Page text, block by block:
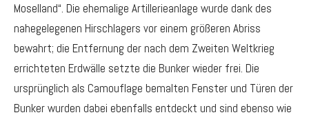
Moselland“. Die ehemalige Artillerieanlage wurde dank des
nahegelegenen Hirschlagers vor einem größeren Abriss
bewahrt; die Entfernung der nach dem Zweiten Weltkrieg
errichteten Erdwälle setzte die Bunker wieder frei. Die
ursprünglich als Camouflage bemalten Fenster und Türen der
Bunker wurden dabei ebenfalls entdeckt und sind ebenso wie